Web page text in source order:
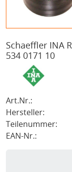
Schaeffler INA
534 0171 10
Art.Nr.:
Hersteller:
Teilenummer:
EAN-Nr.: